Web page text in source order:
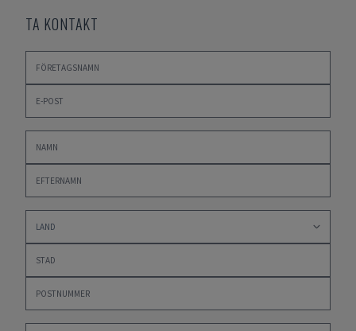
TA KONTAKT